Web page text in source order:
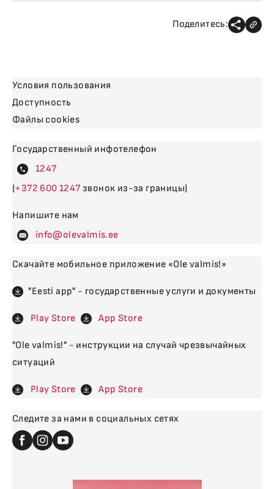
Поделитесь:
Условия пользования
Доступность
Файлы cookies
Государственный инфотелефон
4
(
600 звонок из-за границы)
Напишите нам
levalm
Скачайте мобильное приложение «Ole valmis!»
"Eesti app" - государственные услуги и документы
Play Store App Store
"Ole valmis!" - инструкции на случай чрезвычайных
ситуаций
Play Store App Store
Следите за нами в социальных сетях